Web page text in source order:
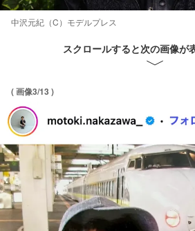
中沢元紀（C）モデルプレス
スクロールすると次の画像が
( 画像3/13 )